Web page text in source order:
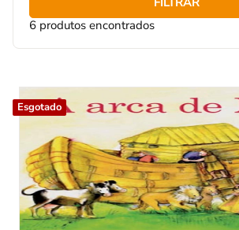
6 produtos encontrados
Esgotado